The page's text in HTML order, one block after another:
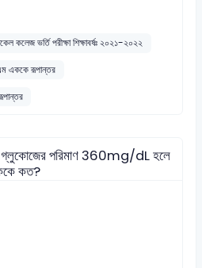
কলেজ ভর্তি পরীক্ষা শিক্ষাবর্ষঃ ২০২১-২০২২
এককে রূপান্তর
গ্লুকোজের পরিমাণ 360mg/dL হলে
কত?